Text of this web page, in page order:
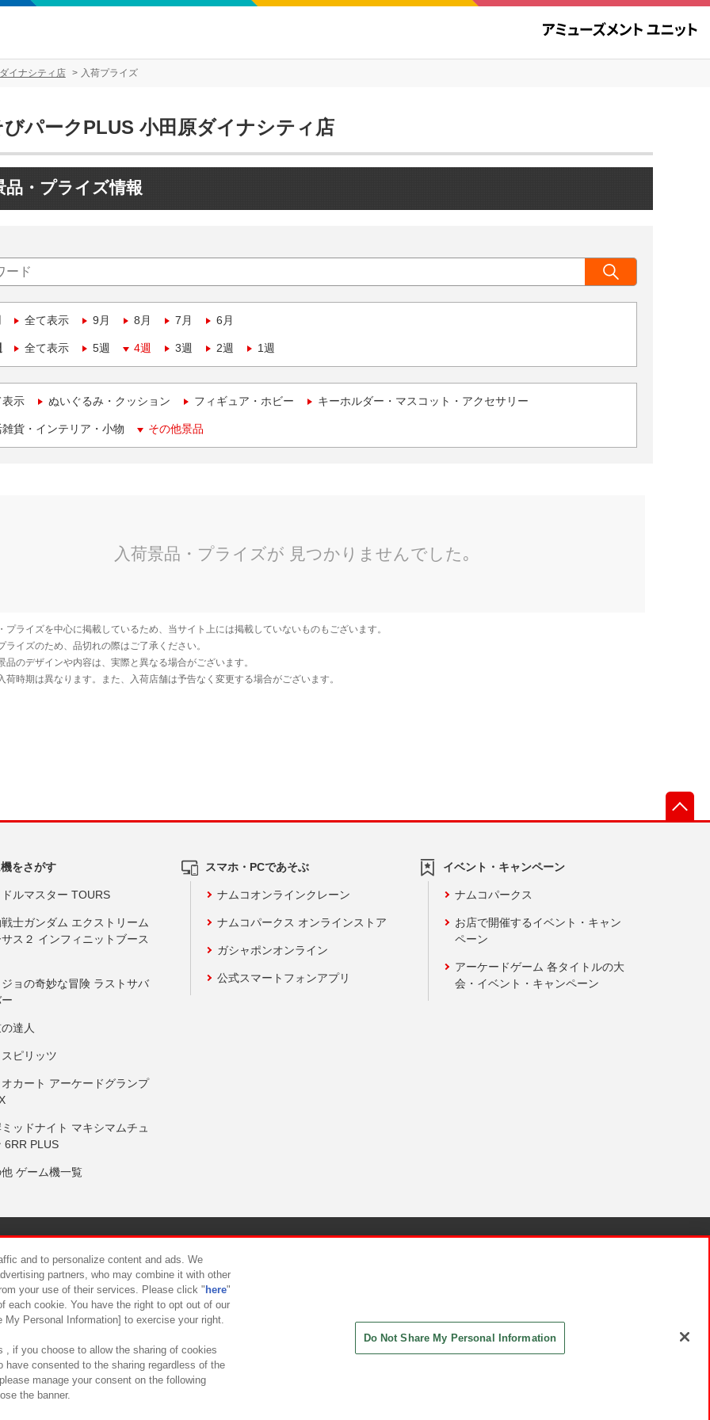
イナシティ店 入荷プライズ
パークPLUS 小田原ダイナシティ店
品・プライズ情報
全て表示 9月 8月 7月 6月
全て表示 5週 4週 3週 2週 1週
表示 ぬいぐるみ・クッション フィギュア・ホビー キーホルダー・マスコット・アクセサリー
貨・インテリア・小物 その他景品
をさがす
ルマスター TOURS
士ガンダム エクストリーム
ス２ インフィニットブース
ョの奇妙な冒険 ラストサバ
達人
ピリッツ
カート アーケードグランプ
ッドナイト マキシマムチュ
6RR PLUS
ゲーム機一覧
スマホ・PCであそぶ
ナムコオンラインクレーン
ナムコパークス オンラインストア
ガシャポンオンライン
公式スマートフォンアプリ
イベント・キャンペーン
ナムコパークス
お店で開催するイベント・キャン
ペーン
アーケードゲーム 各タイトルの大
会・イベント・キャンペーン
について カスタマーハラスメント対応方針
and to personalize content and ads. We
partners, who may combine it with other
your use of their services. Please click " here"
each cookie. You have the right to opt out of our
Personal Information] to exercise your right.
, if you choose to allow the sharing of cookies
have consented to the sharing regardless of the
manage your consent on the following
the banner.
Do Not Share My Personal Information